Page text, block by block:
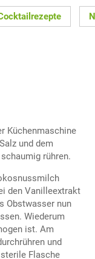
Küchenmaschine
und dem
rühren.
den Vanilleextrakt
Obstwasser nun
Wiederum
ist. Am
und
Flasche